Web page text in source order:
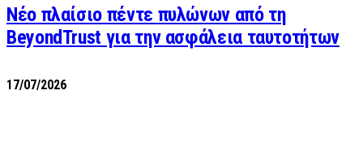
Νέο πλαίσιο πέντε πυλώνων από τη
BeyondTrust για την ασφάλεια ταυτοτήτων
17/07/2026